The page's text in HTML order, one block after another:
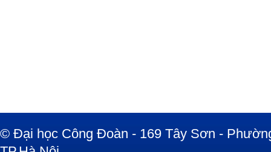
© Đại học Công Đoàn - 169 Tây Sơn -